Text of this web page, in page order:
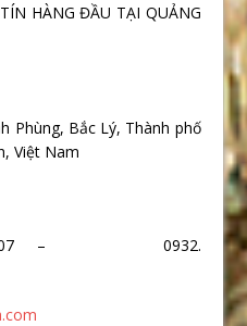
HÀNG ĐẦU TẠI QUẢNG
Phùng, Bắc Lý, Thành phố
Việt Nam
553007 – 0932.